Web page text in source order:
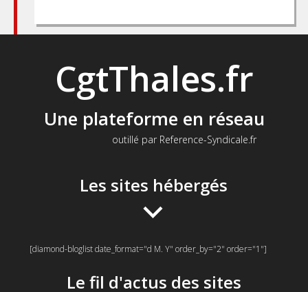
CgtThales.fr
Une plateforme en réseau
outillé par Reference-Syndicale.fr
Les sites hébergés
[diamond-bloglist date_format="d M. Y" order_by="2" order="1"]
Le fil d'actus des sites